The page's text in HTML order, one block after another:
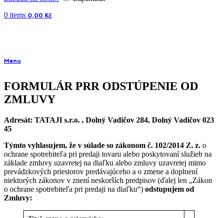
0 items 0,00 Kč
Menu
FORMULÁR PRR ODSTÚPENIE OD
ZMLUVY
Adresát: TATAJI s.r.o. , Dolný Vadičov 284, Dolný Vadičov 023
45
Týmto vyhlasujem, že v súlade so zákonom č. 102/2014 Z. z. o
ochrane spotrebiteľa pri predaji tovaru alebo poskytovaní služieb na
základe zmluvy uzavretej na diaľku alebo zmluvy uzavretej mimo
prevádzkových priestorov predávajúceho a o zmene a doplnení
niektorých zákonov v znení neskorších predpisov (ďalej len „Zákon
o ochrane spotrebiteľa pri predaji na diaľku“) odstupujem od
Zmluvy: